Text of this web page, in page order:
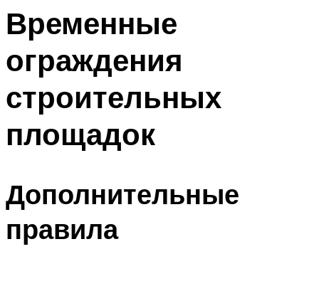
Временные
ограждения
строительных
площадок
Дополнительные
правила